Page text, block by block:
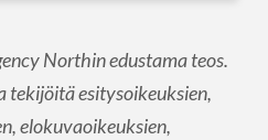
Northin edustama teos.
tekijöitä esitysoikeuksien,
elokuvaoikeuksien,